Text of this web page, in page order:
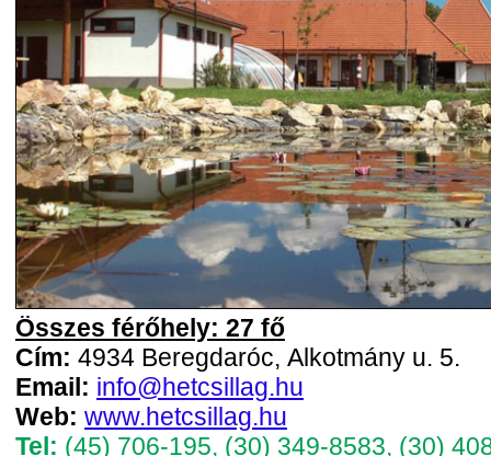
Összes férőhely: 27 fő
Cím: 4934 Beregdaróc, Alkotmány u. 5.
Email: info@hetcsillag.hu
Web: www.hetcsillag.hu
Tel: (45) 706-195, (30) 349-8583, (30)